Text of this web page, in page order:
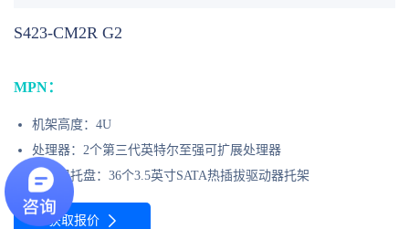
S423-CM2R G2
MPN：
机架高度：4U
处理器：2个第三代英特尔至强可扩展处理器
驱动器托盘：36个3.5英寸SATA热插拔驱动器托架
获取报价